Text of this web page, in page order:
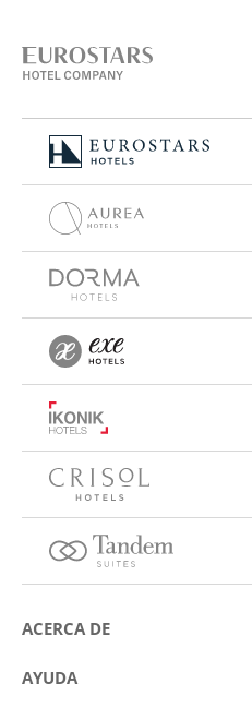
ACERCA DE
Sobre Eurostars Hotel Company
AYUDA